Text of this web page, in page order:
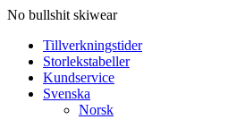
No bullshit skiwear
Tillverkningstider
Storlekstabeller
Kundservice
Svenska
Norsk